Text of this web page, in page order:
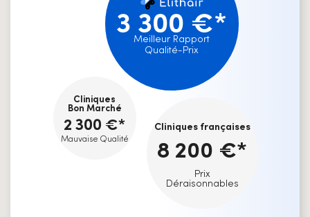
3 300 €*
Meilleur Rapport
Qualité-Prix
Cliniques françaises
8 200 €*
Prix
Déraisonnables
Cliniques
Bon Marché
2 300 €*
Mauvaise Qualité